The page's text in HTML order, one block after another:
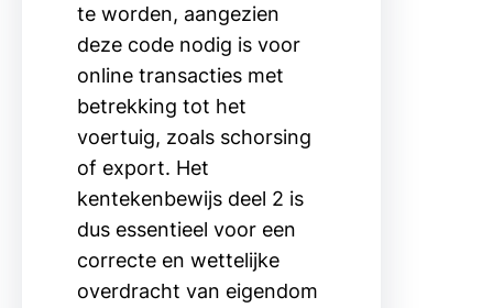
te worden, aangezien
deze code nodig is voor
online transacties met
betrekking tot het
voertuig, zoals schorsing
of export. Het
kentekenbewijs deel 2 is
dus essentieel voor een
correcte en wettelijke
overdracht van eigendom